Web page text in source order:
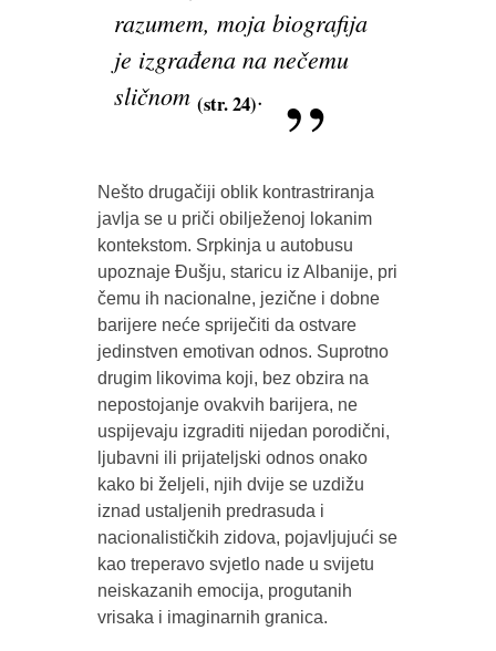
razumem, moja biografija
je izgrađena na nečemu
sličnom (str. 24).
Nešto drugačiji oblik kontrastriranja
javlja se u priči obilježenoj lokanim
kontekstom. Srpkinja u autobusu
upoznaje Đušju, staricu iz Albanije, pri
čemu ih nacionalne, jezične i dobne
barijere neće spriječiti da ostvare
jedinstven emotivan odnos. Suprotno
drugim likovima koji, bez obzira na
nepostojanje ovakvih barijera, ne
uspijevaju izgraditi nijedan porodični,
ljubavni ili prijateljski odnos onako
kako bi željeli, njih dvije se uzdižu
iznad ustaljenih predrasuda i
nacionalističkih zidova, pojavljujući se
kao treperavo svjetlo nade u svijetu
neiskazanih emocija, progutanih
vrisaka i imaginarnih granica.